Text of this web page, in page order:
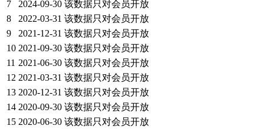
7
2024-09-30 该数据只对会员开放
8
2022-03-31 该数据只对会员开放
9
2021-12-31 该数据只对会员开放
10 2021-09-30 该数据只对会员开放
11 2021-06-30 该数据只对会员开放
12 2021-03-31 该数据只对会员开放
13 2020-12-31 该数据只对会员开放
14 2020-09-30 该数据只对会员开放
15 2020-06-30 该数据只对会员开放